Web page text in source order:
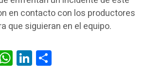
en contacto con los productores
que siguieran en el equipo.
Email WhatsAppLinkedIn